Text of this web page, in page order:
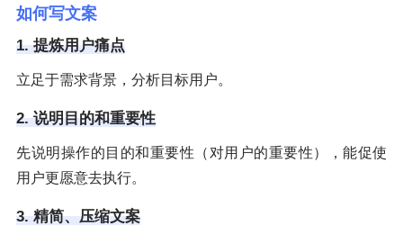
如何写文案
1. 提炼用户痛点
立足于需求背景，分析目标用户。
2. 说明目的和重要性
先说明操作的目的和重要性（对用户的重要性），能促使
用户更愿意去执行。
3. 精简、压缩文案